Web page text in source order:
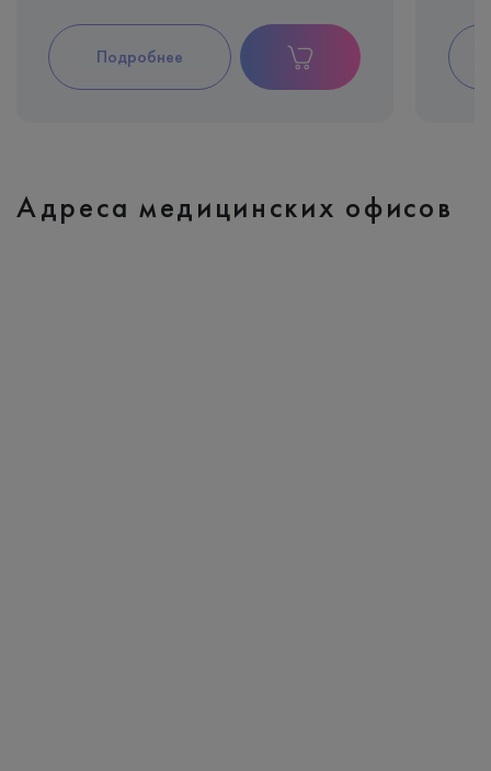
Подробнее
Адреса медицинских офисов